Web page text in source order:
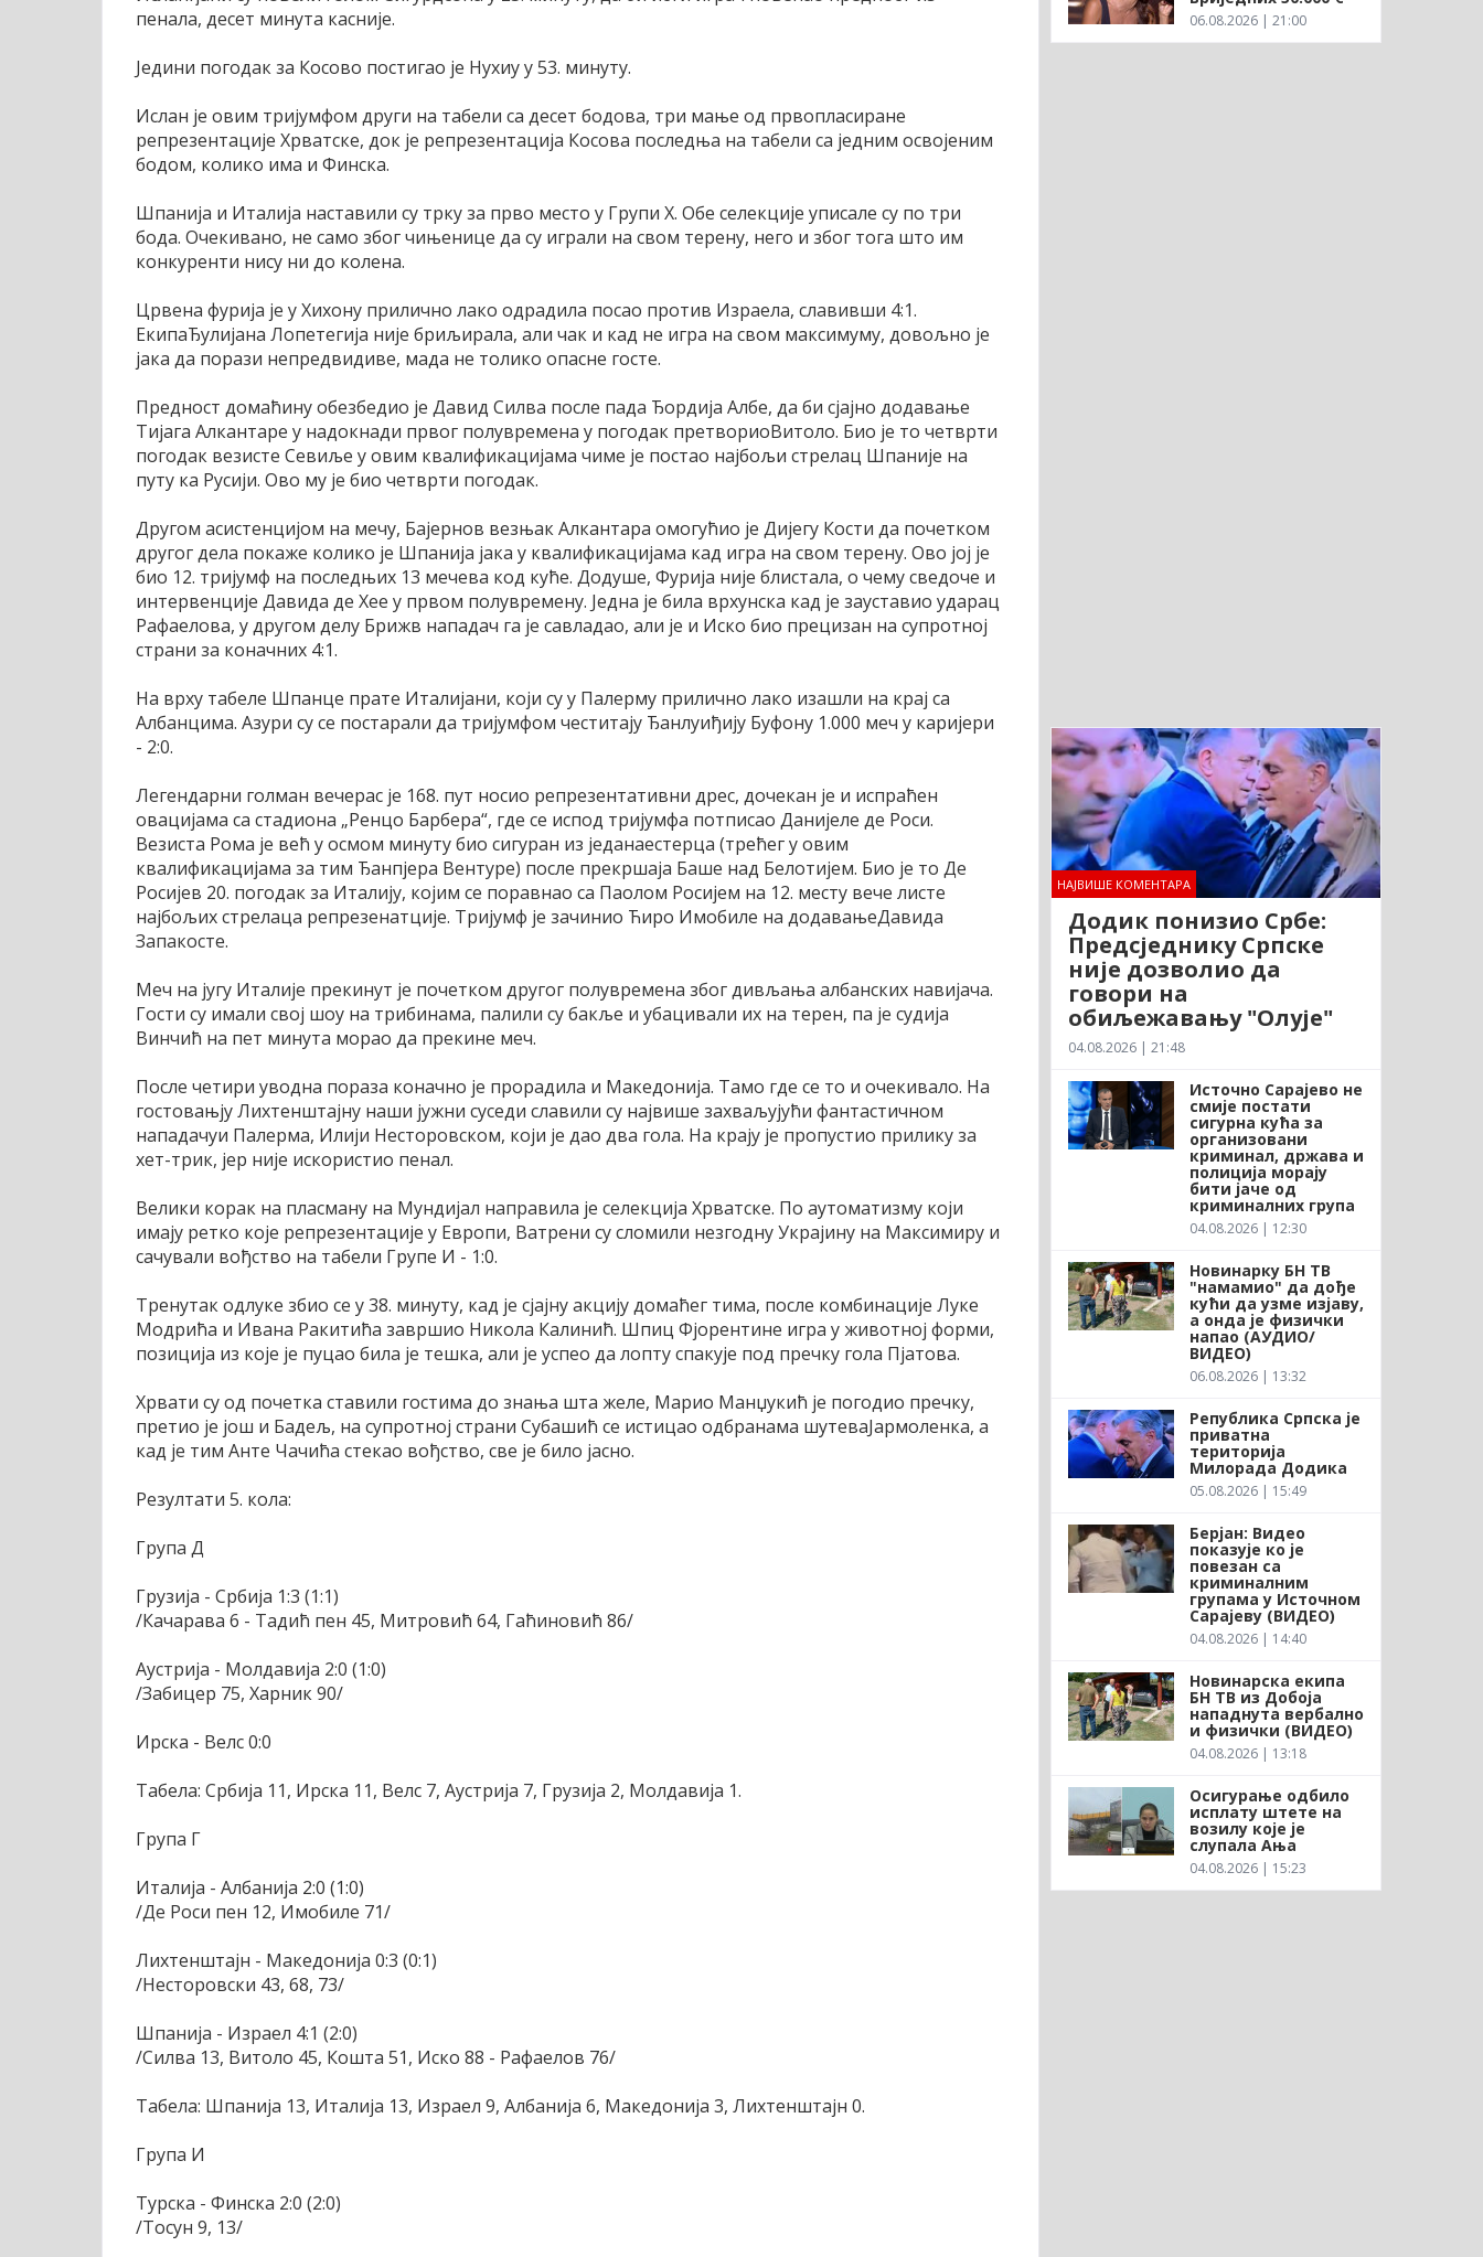
пенала, десет минута касније.
Једини погодак за Косово постигао је Нухиу у 53. минуту.
Ислан је овим тријумфом други на табели са десет бодова, три мање од првопласиране
репрезентације Хрватске, док је репрезентација Косова последња на табели са једним освојеним
бодом, колико има и Финска.
Шпанија и Италија наставили су трку за прво место у Групи Х. Обе селекције уписале су по три
бода. Очекивано, не само због чињенице да су играли на свом терену, него и због тога што им
конкуренти нису ни до колена.
Црвена фурија је у Хихону прилично лако одрадила посао против Израела, славивши 4:1.
ЕкипаЂулијана Лопетегија није бриљирала, али чак и кад не игра на свом максимуму, довољно је
јака да порази непредвидиве, мада не толико опасне госте.
Предност домаћину обезбедио је Давид Силва после пада Ђордија Албе, да би сјајно додавање
Тијага Алкантаре у надокнади првог полувремена у погодак претвориоВитоло. Био је то четврти
погодак везисте Севиље у овим квалификацијама чиме је постао најбољи стрелац Шпаније на
путу ка Русији. Ово му је био четврти погодак.
Другом асистенцијом на мечу, Бајернов везњак Алкантара омогућио је Дијегу Кости да почетком
другог дела покаже колико је Шпанија јака у квалификацијама кад игра на свом терену. Ово јој је
био 12. тријумф на последњих 13 мечева код куће. Додуше, Фурија није блистала, о чему сведоче и
интервенције Давида де Хее у првом полувремену. Једна је била врхунска кад је зауставио ударац
Рафаелова, у другом делу Брижв нападач га је савладао, али је и Иско био прецизан на супротној
страни за коначних 4:1.
На врху табеле Шпанце прате Италијани, који су у Палерму прилично лако изашли на крај са
Албанцима. Азури су се постарали да тријумфом честитају Ђанлуиђију Буфону 1.000 меч у каријери
- 2:0.
Легендарни голман вечерас је 168. пут носио репрезентативни дрес, дочекан је и испраћен
овацијама са стадиона „Ренцо Барбера“, где се испод тријумфа потписао Данијеле де Роси.
Везиста Рома је већ у осмом минуту био сигуран из једанаестерца (трећег у овим
квалификацијама за тим Ђанпјера Вентуре) после прекршаја Баше над Белотијем. Био је то Де
Росијев 20. погодак за Италију, којим се поравнао са Паолом Росијем на 12. месту вече листе
најбољих стрелаца репрезенатције. Тријумф је зачинио Ћиро Имобиле на додавањеДавида
Запакосте.
Меч на југу Италије прекинут је почетком другог полувремена због дивљања албанских навијача.
Гости су имали свој шоу на трибинама, палили су бакље и убацивали их на терен, па је судија
Винчић на пет минута морао да прекине меч.
После четири уводна пораза коначно је прорадила и Македонија. Тамо где се то и очекивало. На
гостовањју Лихтенштајну наши јужни суседи славили су највише захваљујући фантастичном
нападачуи Палерма, Илији Несторовском, који је дао два гола. На крају је пропустио прилику за
хет-трик, јер није искористио пенал.
Велики корак на пласману на Мундијал направила је селекција Хрватске. По аутоматизму који
имају ретко које репрезентације у Европи, Ватрени су сломили незгодну Украјину на Максимиру и
сачували вођство на табели Групе И - 1:0.
Тренутак одлуке збио се у 38. минуту, кад је сјајну акцију домаћег тима, после комбинације Луке
Модрића и Ивана Ракитића завршио Никола Калинић. Шпиц Фјорентине игра у животној форми,
позиција из које је пуцао била је тешка, али је успео да лопту спакује под пречку гола Пјатова.
Хрвати су од почетка ставили гостима до знања шта желе, Марио Манџукић је погодио пречку,
претио је још и Бадељ, на супротној страни Субашић се истицао одбранама шутеваЈармоленка, а
кад је тим Анте Чачића стекао вођство, све је било јасно.
Резултати 5. кола:
Група Д
Грузија - Србија 1:3 (1:1)
/Качарава 6 - Тадић пен 45, Митровић 64, Гаћиновић 86/
Аустрија - Молдавија 2:0 (1:0)
/Забицер 75, Харник 90/
Ирска - Велс 0:0
Табела: Србија 11, Ирска 11, Велс 7, Аустрија 7, Грузија 2, Молдавија 1.
Група Г
Италија - Албанија 2:0 (1:0)
/Де Роси пен 12, Имобиле 71/
Лихтенштајн - Македонија 0:3 (0:1)
/Несторовски 43, 68, 73/
Шпанија - Израел 4:1 (2:0)
/Силва 13, Витоло 45, Кошта 51, Иско 88 - Рафаелов 76/
Табела: Шпанија 13, Италија 13, Израел 9, Албанија 6, Македонија 3, Лихтенштајн 0.
Група И
Турска - Финска 2:0 (2:0)
/Тосун 9, 13/
06.08.2026 | 21:00
НАЈВИШЕ КОМЕНТАРА
Додик понизио Србе:
Предсједнику Српске
није дозволио да
говори на
обиљежавању "Олује"
04.08.2026 | 21:48
Источно Сарајево не
смије постати
сигурна кућа за
организовани
криминал, држава и
полиција морају
бити јаче од
криминалних група
04.08.2026 | 12:30
Новинарку БН ТВ
"намамио" да дође
кући да узме изјаву,
а онда је физички
напао (АУДИО/
ВИДЕО)
06.08.2026 | 13:32
Република Српска је
приватна
територија
Милорада Додика
05.08.2026 | 15:49
Берјан: Видео
показује ко је
повезан са
криминалним
групама у Источном
Сарајеву (ВИДЕО)
04.08.2026 | 14:40
Новинарска екипа
БН ТВ из Добоја
нападнута вербално
и физички (ВИДЕО)
04.08.2026 | 13:18
Осигурање одбило
исплату штете на
возилу које је
слупала Ања
04.08.2026 | 15:23